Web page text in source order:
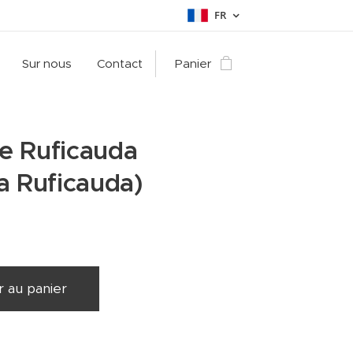
FR
Sur nous Contact Panier
Ruficauda
Ruficauda)
au panier